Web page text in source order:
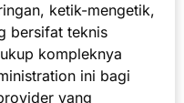
ketik-mengetik,
bersifat teknis
kompleknya
ini bagi
yang